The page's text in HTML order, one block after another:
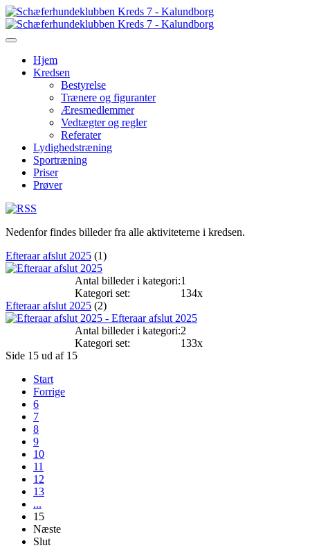
Hjem
Kredsen
Bestyrelse
Trænere og figuranter
Æresmedlemmer
Vedtægter og regler
Referater
Lydighedstræning
Sportræning
Priser
Prøver
Nedenfor findes billeder fra alle aktiviteterne i kredsen.
Efteraar afslut 2025 (1)
Antal billeder i kategori:1
Kategori set:
134x
Efteraar afslut 2025 (2)
Antal billeder i kategori:2
Kategori set:
133x
Side 15 ud af 15
Start
Forrige
6
7
8
9
10
11
12
13
...
15
Næste
Slut